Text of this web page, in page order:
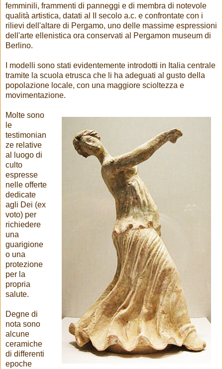
femminili, frammenti di panneggi e di membra di notevole
qualità artistica, datati al II secolo a.c. e confrontate con i
rilievi dell'altare di Pergamo, uno delle massime espressioni
dell'arte ellenistica ora conservati al Pergamon museum di
Berlino.
I modelli sono stati evidentemente introdotti in Italia centrale
tramite la scuola etrusca che li ha adeguati al gusto della
popolazione locale, con una maggiore scioltezza e
movimentazione.
Molte sono
le
testimonian
ze relative
al luogo di
culto
espresse
nelle offerte
dedicate
agli Dei (ex
voto) per
richiedere
una
guarigione
o una
protezione
per la
propria
salute.
Degne di
nota sono
alcune
ceramiche
di differenti
epoche